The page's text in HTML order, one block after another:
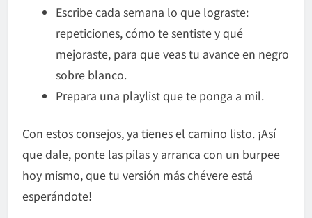
Escribe cada semana lo que lograste:
repeticiones, cómo te sentiste y qué
mejoraste, para que veas tu avance en negro
sobre blanco.
Prepara una playlist que te ponga a mil.
Con estos consejos, ya tienes el camino listo. ¡Así
que dale, ponte las pilas y arranca con un burpee
hoy mismo, que tu versión más chévere está
esperándote!